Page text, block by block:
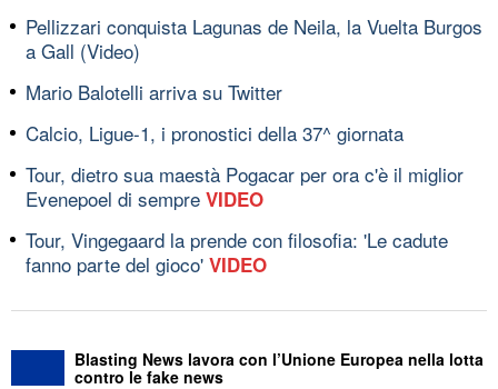
Pellizzari conquista Lagunas de Neila, la Vuelta Burgos
a Gall (Video)
Mario Balotelli arriva su Twitter
Calcio, Ligue-1, i pronostici della 37^ giornata
Tour, dietro sua maestà Pogacar per ora c'è il miglior
Evenepoel di sempre VIDEO
Tour, Vingegaard la prende con filosofia: 'Le cadute
fanno parte del gioco' VIDEO
Blasting News lavora con l’Unione Europea nella lotta
contro le fake news